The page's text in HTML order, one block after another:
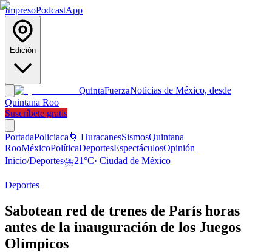
ImpresoPodcastApp
Edición
QuintaFuerzaNoticias de México, desde
Quintana Roo
Suscríbete gratis
PortadaPoliciaca 🌀 HuracanesSismosQuintana
RooMéxicoPolíticaDeportesEspectáculosOpinión
Inicio/Deportes⛈️21°C· Ciudad de México
Deportes
Sabotean red de trenes de París horas
antes de la inauguración de los Juegos
Olímpicos